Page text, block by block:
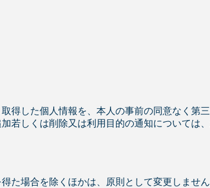
得した個人情報を、本人の事前の同意なく第
若しくは削除又は利用目的の通知については
た場合を除くほかは、原則として変更しませ